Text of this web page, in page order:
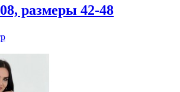
размеры 42-48